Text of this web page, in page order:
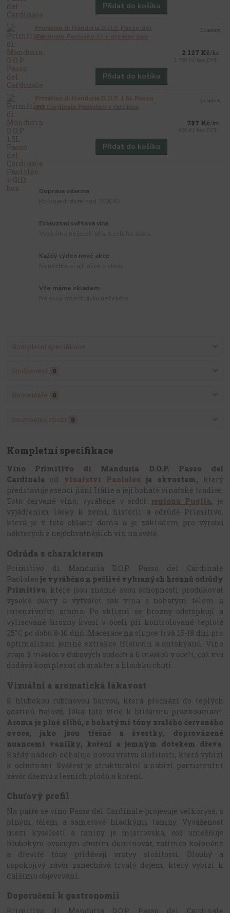
Přidat do košíku
Primitivo di Manduria D.O.P. Passo del
Cardinale Paololeo 3 l + dřevěný box
2 127 Kč/ks
Skladem
Přidat do košíku
Primitivo di Manduria D.O.P. 1,5L Passo
del Cardinale Paololeo + Gift box
787 Kč/ks
Skladem
Přidat do košíku
Doprava zdarma
Exkluzivní světová vína
Každý týden nové akce
Vše máme skladem
Kompletní specifikace
Hodnocení 0
Komentáře 0
Související zboží 5
Kompletní specifikace
Víno Primitivo di Manduria D.O.P. Passo del
Cardinale od vinařství Paololeo je skvostem, který
představuje esenci jižní Itálie a její bohaté vinařské tradice.
Toto červené víno, vyráběné v srdci regionu Puglia, je
vyjádřením lásky k zemi, historii a odrůdě Primitivo,
která je v této oblasti doma a je základem pro výrobu
některých z nejúchvatnějších vín na světě.
Odrůda s charakterem
Primitivo di Manduria D.O.P. Passo del Cardinale
Paololeoje vyráběno z pečlivě vybraných hroznů odrůdy
Primitivo, které jsou známé svou schopností produkovat
vysoké cukry a vytvářet tak vína s bohatým tělem a
intenzivním aroma. Po sklizni se hrozny odstopkují a
vylisované hrozny kvasí v oceli při kontrolované teplotě
25°C po dobu 8-10 dnů. Macerace na slupce trvá 15-18 dní pro
optimalizaci jemné extrakce tříslovin a antokyanů. Víno
zraje 3 měsíce v dubových sudech a 6 měsíců v oceli, což mu
dodává komplexní charakter a hloubku chuti.
Vizuální a aromatická lákavost
S hlubokou rubínovou barvou, která přechází do teplých
odstínů fialové, láká toto víno k bližšímu prozkoumání.
Aroma je plné slibů, s bohatými tóny zralého červeného
ovoce, jako jsou třešně a švestky, doprovázené
nuancemi vanilky, koření a jemným dotekem dřeva
Každý nádech odhaluje novou vrstvu složitosti, která vybízí
k ochutnání. Svěžest je strukturální a nabízí perzistentní
závěr džemu z lesních plodů a koření.
Chuťový profil
Na patře se víno Passo del Cardinale projevuje velkoryse, s
plným tělem a sametově hladkými taniny. Vyváženost
mezi kyselostí a taniny je mistrovská, což umožňuje
hlubokým ovocným chutím dominovat, zatímco kořeněné
a dřevité tóny přidávají vrstvy složitosti. Dlouhý a
uspokojivý závěr zanechává trvalý dojem, který vybízí k
dalšímu objevování.
Doporučení k gastronomii
Primitivo di Manduria D.O.P. Passo del Cardinale